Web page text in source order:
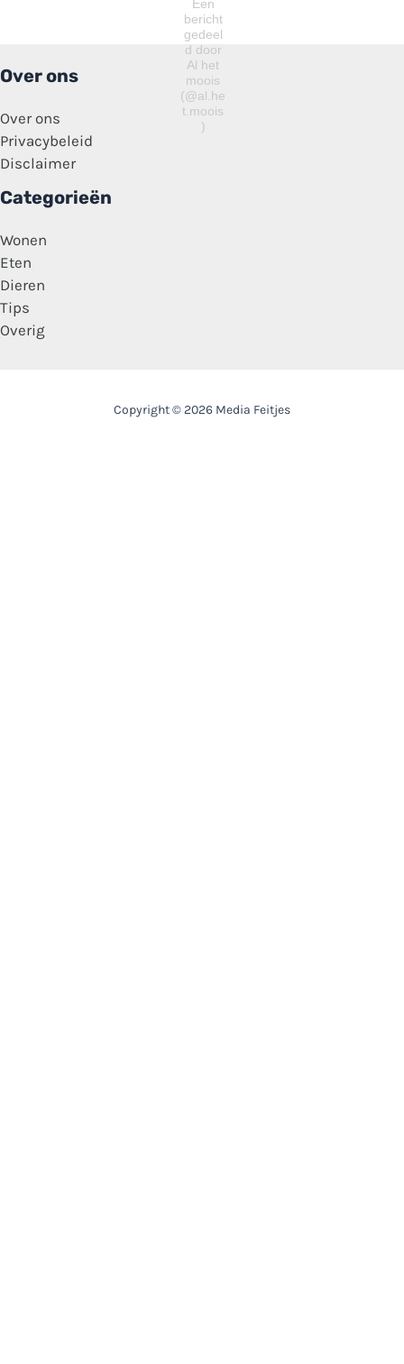
Een
bericht
gedeel
d door
Al het
moois
(@al.he
t.moois
)
Over ons
Over ons
Privacybeleid
Disclaimer
Categorieën
Wonen
Eten
Dieren
Tips
Overig
Copyright © 2026 Media Feitjes